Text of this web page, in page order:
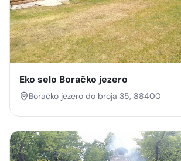
Eko selo Boračko jezero
Boračko jezero do broja 35, 88400